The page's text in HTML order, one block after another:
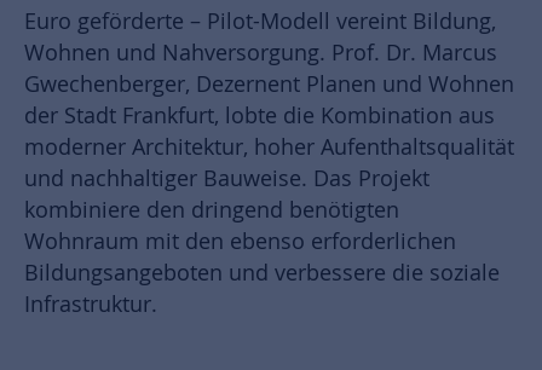
Euro geförderte – Pilot-Modell vereint Bildung,
Wohnen und Nahversorgung. Prof. Dr. Marcus
Gwechenberger, Dezernent Planen und Wohnen
der Stadt Frankfurt, lobte die Kombination aus
moderner Architektur, hoher Aufenthaltsqualität
und nachhaltiger Bauweise. Das Projekt
kombiniere den dringend benötigten
Wohnraum mit den ebenso erforderlichen
Bildungsangeboten und verbessere die soziale
Infrastruktur.